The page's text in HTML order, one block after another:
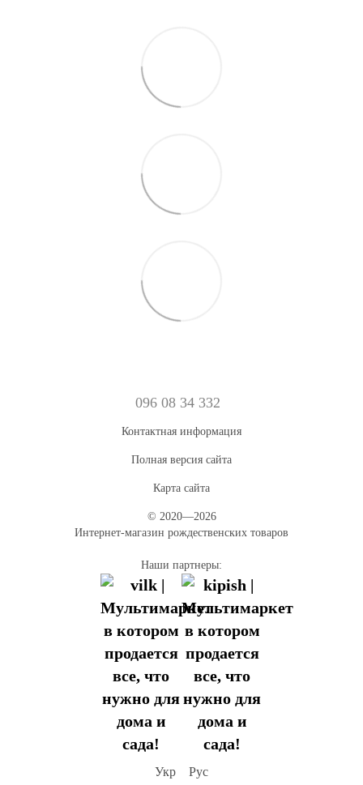
096 08 34 332
Контактная информация
Полная версия сайта
Карта сайта
© 2020—2026
Интернет-магазин рождественских товаров
Наши партнеры:
Укр Рус